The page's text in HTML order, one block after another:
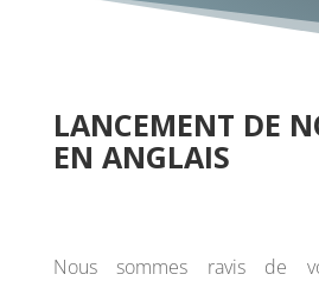
LANCEMENT DE
EN ANGLAIS
Nous sommes ravis de